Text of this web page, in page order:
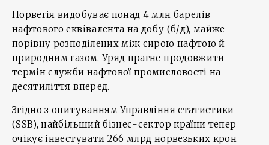
Норвегія видобуває понад 4 млн барелів
нафтового еквівалента на добу (б/д), майже
порівну розподілених між сирою нафтою й
природним газом. Уряд прагне продовжити
термін служби нафтової промисловості на
десятиліття вперед.
Згідно з опитуванням Управління статистики
(SSB), найбільший бізнес-сектор країни тепер
очікує інвестувати 266 млрд норвезьких крон